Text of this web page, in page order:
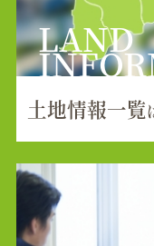
LAND
土地情報一覧